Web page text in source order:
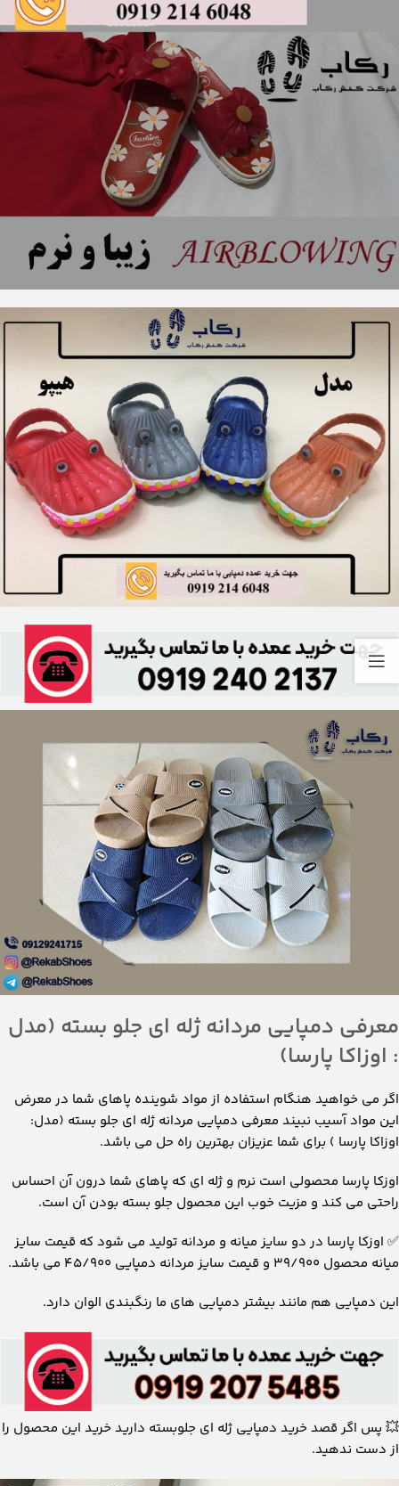
معرفی دمپایی مردانه ژله ای جلو بسته (مدل
: اوزاکا پارسا)
اگر می خواهید هنگام استفاده از مواد شوینده پاهای شما در معرض
این مواد آسیب نبیند معرفی دمپایی مردانه ژله ای جلو بسته (مدل:
اوزاکا پارسا ) برای شما عزیزان بهترین راه حل می باشد.
اوزکا پارسا محصولی است نرم و ژله ای که پاهای شما درون آن احساس
راحتی می کند و مزیت خوب این محصول جلو بسته بودن آن است.
✅ اوزکا پارسا در دو سایز میانه و مردانه تولید می شود که قیمت سایز
این دمپایی هم مانند بیشتر دمپایی های ما رنگبندی الوان دارد.
💥 پس اگر قصد خرید دمپایی ژله ای جلوبسته دارید خرید این محصول را
از دست ندهید.